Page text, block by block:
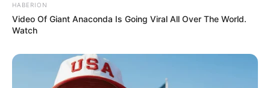
HABERION
Video Of Giant Anaconda Is Going Viral All Over The World.
Watch